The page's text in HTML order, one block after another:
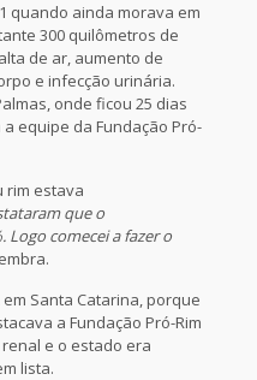
quando ainda morava em
300 quilômetros de
de ar, aumento de
e infecção urinária.
onde ficou 25 dias
equipe da Fundação Pró-
rim estava
que o
Logo comecei a fazer o
Santa Catarina, porque
a Fundação Pró-Rim
e o estado era
lista.